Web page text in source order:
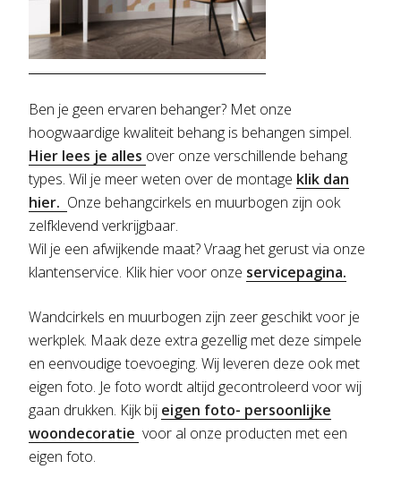
Ben je geen ervaren behanger? Met onze
hoogwaardige kwaliteit behang is behangen simpel.
Hier lees je alles over onze verschillende behang
types. Wil je meer weten over de montage klik dan
hier. Onze behangcirkels en muurbogen zijn ook
zelfklevend verkrijgbaar.
Wil je een afwijkende maat? Vraag het gerust via onze
klantenservice. Klik hier voor onze servicepagina.
Wandcirkels en muurbogen zijn zeer geschikt voor je
werkplek. Maak deze extra gezellig met deze simpele
en eenvoudige toevoeging. Wij leveren deze ook met
eigen foto. Je foto wordt altijd gecontroleerd voor wij
gaan drukken. Kijk bij eigen foto- persoonlijke
woondecoratie voor al onze producten met een
eigen foto.